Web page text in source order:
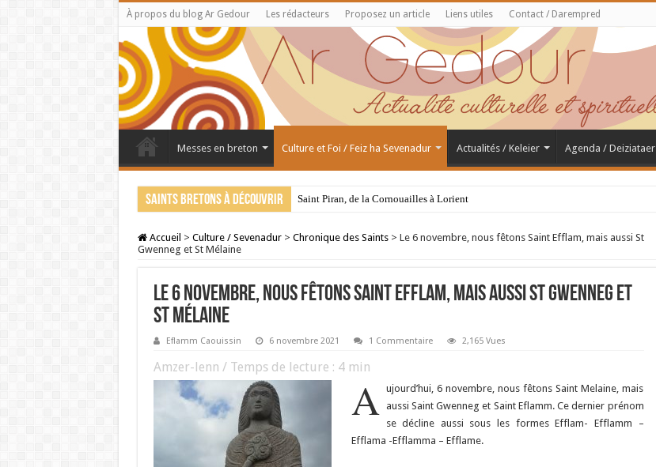
À propos du blog Ar Gedour Les rédacteurs Proposez un article Liens utiles Contact / Darempred
Messes en breton Culture et Foi / Feiz ha Sevenadur Actualités / Keleier Agenda / Deiziataer
Saints bretons à découvrir Saint Piran, de la Cornouailles à Lorient
Accueil > Culture / Sevenadur > Chronique des Saints > Le 6 novembre, nous fêtons Saint Efflam, mais aussi St
Gwenneg et St Mélaine
Le 6 novembre, nous fêtons Saint Efflam, mais aussi St Gwenneg et
St Mélaine
Eflamm Caouissin 6 novembre 2021 1 Commentaire 2,165 Vues
Amzer-lenn / Temps de lecture : 4min
A ujourd’hui, 6 novembre, nous fêtons Saint Melaine, mais
aussi Saint Gwenneg et Saint Eflamm. Ce dernier prénom
se décline aussi sous les formes Efflam- Efflamm –
Efflama -Efflamma – Efflame.